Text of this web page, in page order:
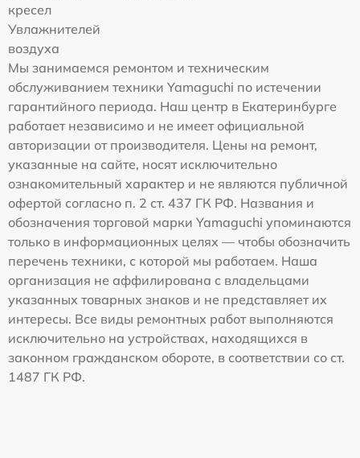
кресел
Увлажнителей
воздуха
Мы занимаемся ремонтом и техническим
обслуживанием техники Yamaguchi по истечении
гарантийного периода. Наш центр в Екатеринбурге
работает независимо и не имеет официальной
авторизации от производителя. Цены на ремонт,
указанные на сайте, носят исключительно
ознакомительный характер и не являются публичной
офертой согласно п. 2 ст. 437 ГК РФ. Названия и
обозначения торговой марки Yamaguchi упоминаются
только в информационных целях — чтобы обозначить
перечень техники, с которой мы работаем. Наша
организация не аффилирована с владельцами
указанных товарных знаков и не представляет их
интересы. Все виды ремонтных работ выполняются
исключительно на устройствах, находящихся в
законном гражданском обороте, в соответствии со ст.
1487 ГК РФ.